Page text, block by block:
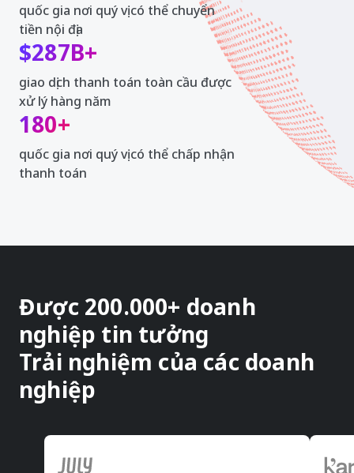
quốc gia nơi quý vị có thể chuyển
tiền nội địa
$287B+
giao dịch thanh toán toàn cầu được
xử lý hàng năm
180+
quốc gia nơi quý vị có thể chấp nhận
thanh toán
Được 200.000+ doanh
nghiệp tin tưởng
Trải nghiệm của các doanh
nghiệp